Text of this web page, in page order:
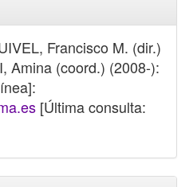
Francisco M. (dir.)
Amina (coord.) (2008-):
[Última consulta: